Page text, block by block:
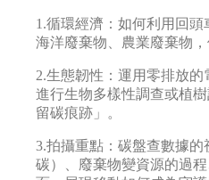
1.循環經濟：如何利用回
海洋廢棄物、農業廢棄物
2.生態韌性：運用零排放的
進行生物多樣性調查或植
留碳痕跡」。
3.拍攝重點：碳盤查數據
碳）、廢棄物變資源的過